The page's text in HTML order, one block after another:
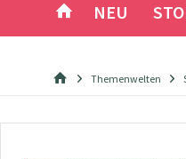
NEU
Themenwelten